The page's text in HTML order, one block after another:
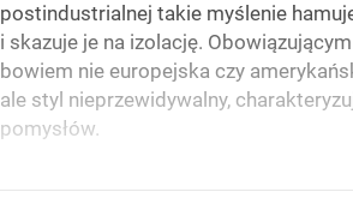
postindustrialnej takie myślenie
i skazuje je na izolację.
bowiem nie europejska czy
ale styl nieprzewidywalny,
pomysłów.